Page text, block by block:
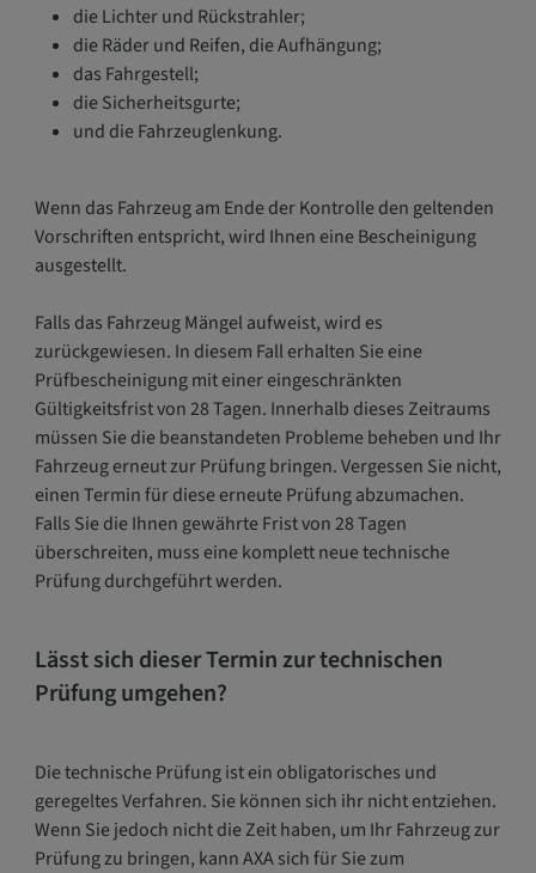
die Lichter und Rückstrahler;
die Räder und Reifen, die Aufhängung;
das Fahrgestell;
die Sicherheitsgurte;
und die Fahrzeuglenkung.
Wenn das Fahrzeug am Ende der Kontrolle den geltenden
Vorschriften entspricht, wird Ihnen eine Bescheinigung
ausgestellt.
Falls das Fahrzeug Mängel aufweist, wird es
zurückgewiesen. In diesem Fall erhalten Sie eine
Prüfbescheinigung mit einer eingeschränkten
Gültigkeitsfrist von 28 Tagen. Innerhalb dieses Zeitraums
müssen Sie die beanstandeten Probleme beheben und Ihr
Fahrzeug erneut zur Prüfung bringen. Vergessen Sie nicht,
einen Termin für diese erneute Prüfung abzumachen.
Falls Sie die Ihnen gewährte Frist von 28 Tagen
überschreiten, muss eine komplett neue technische
Prüfung durchgeführt werden.
Lässt sich dieser Termin zur technischen
Prüfung umgehen?
Die technische Prüfung ist ein obligatorisches und
geregeltes Verfahren. Sie können sich ihr nicht entziehen.
Wenn Sie jedoch nicht die Zeit haben, um Ihr Fahrzeug zur
Prüfung zu bringen, kann AXA sich für Sie zum